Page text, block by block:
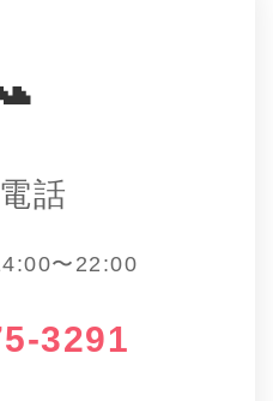
話
〜22:00
3291